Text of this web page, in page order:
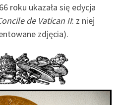
roku ukazała się edycja
de Vatican II: z niej
zdjęcia).